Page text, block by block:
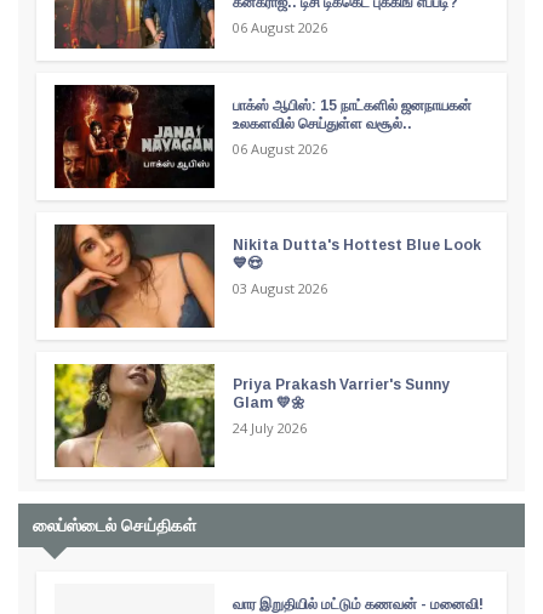
06 August 2026
பாக்ஸ் ஆபிஸ்: 15 நாட்களில் ஜனநாயகன்
உலகளவில் செய்துள்ள வசூல்..
06 August 2026
Nikita Dutta's Hottest Blue Look
💙😍
03 August 2026
Priya Prakash Varrier's Sunny
Glam 💛🌼
24 July 2026
லைப்ஸ்டைல் செய்திகள்
வார இறுதியில் மட்டும் கணவன் - மனைவி!